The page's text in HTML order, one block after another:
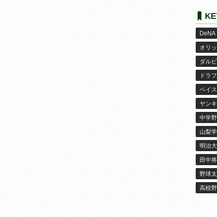
DeNA
オリ
ダル
ドラ
ベイ
ヤン
中学
山梨
明治大
田中
野球
高校